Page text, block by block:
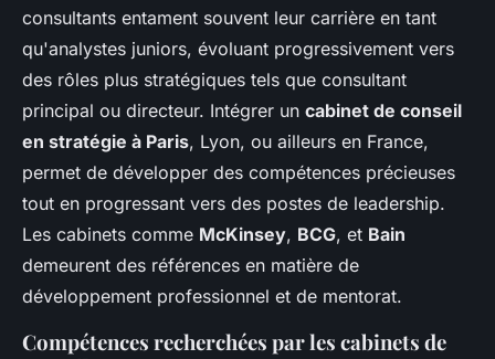
consultants entament souvent leur carrière en tant
qu'analystes juniors, évoluant progressivement vers
des rôles plus stratégiques tels que consultant
principal ou directeur. Intégrer un cabinet de conseil
en stratégie à Paris, Lyon, ou ailleurs en France,
permet de développer des compétences précieuses
tout en progressant vers des postes de leadership.
Les cabinets comme McKinsey, BCG, et Bain
demeurent des références en matière de
développement professionnel et de mentorat.
Compétences recherchées par les cabinets de